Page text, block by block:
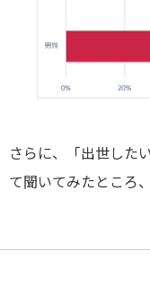
さらに、「出世した
て聞いてみたところ